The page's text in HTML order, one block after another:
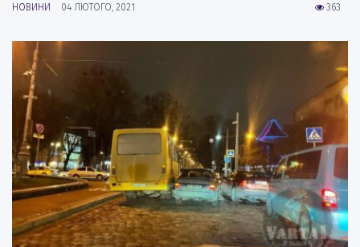
363
НОВИНИ 04 ЛЮТОГО, 2021